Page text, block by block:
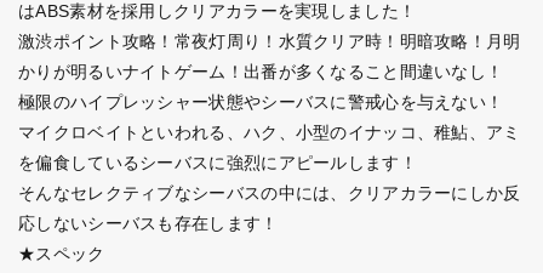
はABS素材を採用しクリアカラーを実現しました！
激渋ポイント攻略！常夜灯周り！水質クリア時！明暗攻略！月明
かりが明るいナイトゲーム！出番が多くなること間違いなし！
極限のハイプレッシャー状態やシーバスに警戒心を与えない！
マイクロベイトといわれる、ハク、小型のイナッコ、稚鮎、アミ
を偏食しているシーバスに強烈にアピールします！
そんなセレクティブなシーバスの中には、クリアカラーにしか反
応しないシーバスも存在します！
★スペック